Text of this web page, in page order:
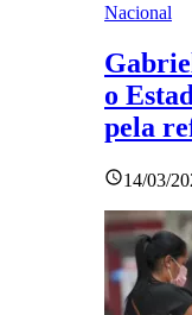
Nacional
o
pela
14/03/